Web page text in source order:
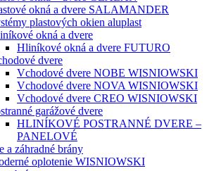
okná a dvere SALAMANDER
plastových okien aluplast
okná a dvere
Hliníkové okná a dvere FUTURO
dvere
Vchodové dvere NOBE WISNIOWSKI
Vchodové dvere NOVA WISNIOWSKI
Vchodové dvere CREO WISNIOWSKI
garážové dvere
HLINÍKOVÉ POSTRANNÉ DVERE –
PANELOVÉ
a záhradné brány
oplotenie WISNIOWSKI